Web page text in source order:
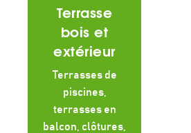
Terrasse
bois et
extérieur
Terrasses de
piscines,
terrasses en
balcon, clôtures,